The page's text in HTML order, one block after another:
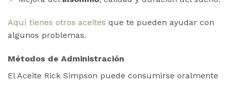
Aquí tienes otros aceites que te pueden ayudar con
algunos problemas.
Métodos de Administración
El Aceite Rick Simpson puede consumirse oralmente